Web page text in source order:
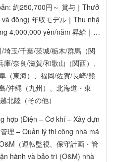
円～ 賞与｜Thưở
デル｜Thu nhậ
yên/năm 昇給｜Tă
đầy đủ
Bản
埼玉/千葉/茨城/栃木/群馬（関
/奈良/滋賀/和歌山（関西）、
（東海）、福岡/佐賀/長崎/熊
/沖縄（九州）、北海道・東
北陸（その他）
hợp (Điện – Cơ khí – Xây dựn
hành và bảo trì (O&M) nhà